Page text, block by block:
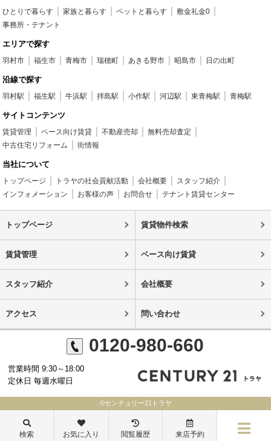
ひとりで暮らす 家族と暮らす ペットと暮らす
敷金礼金0
事務所・テナント
エリアで探す
羽村市 福生市 青梅市 瑞穂町 あきる野市 昭島市 日の出町
沿線で探す
羽村駅 福生駅 牛浜駅 拝島駅 小作駅 河辺駅 東青梅駅 青梅駅
サイトコンテンツ
賃貸管理 ベース向け賃貸 不動産売却
無料売却査定
中古住宅リフォーム
街情報
当社について
トップページ トラヤの社会貢献活動 会社概要
スタッフ紹介
インフォメーション
お客様の声 お問合せ テナント賃貸センター
トップページ 賃貸物件検索
賃貸管理 ベース向け賃貸
スタッフ紹介 会社概要
アクセス 問い合わせ
0120-980-660
営業時間 9:30～18:00
定休日 毎週水曜日
©センチュリー21トラヤ
検索 お気に入り 閲覧履歴 来店予約